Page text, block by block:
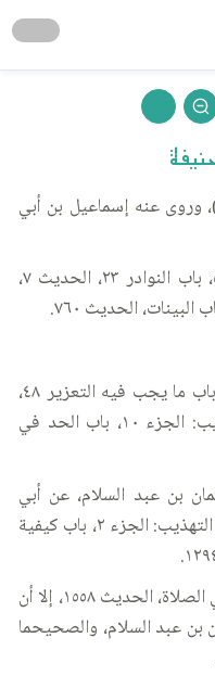
وروى عنه إسماعيل بن أبي
الكافي: الجزء ٧، كتاب الشهادات ٥، باب النوادر ٢٣، الحديث ٧،
الكافي: الجزء ٧، كتاب الحدود ٣، باب ما يجب فيه التعزير ٤٨،
الحديث ١٥، ورواها الشيخ في التهذيب: الجزء ١٠، باب الحد في
بن عبد السلام، عن أبي
حنيفة، عن أبي عبد الله(عليه السلام) التهذيب: الجزء ٢، باب كيفية
والإستبصار: الجزء ١، باب البكاء في الصلاة، الحديث ١٥٥٨، إلا أن
بن عبد السلام، والصحيحما